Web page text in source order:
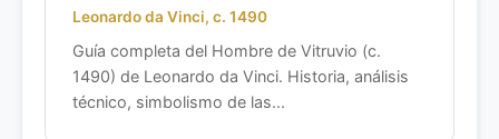
Leonardo da Vinci, c. 1490
Guía completa del Hombre de Vitruvio (c.
1490) de Leonardo da Vinci. Historia, análisis
técnico, simbolismo de las...